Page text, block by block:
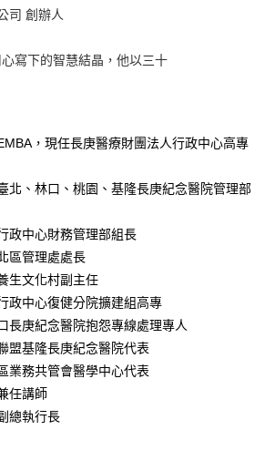
司 創辦人
寫下的智慧結晶，他以三十
，現任長庚醫療財團法人行政中心高專
北、林口、桃園、基隆長庚紀念醫院管理部
政中心財務管理部組長
區管理處處長
生文化村副主任
政中心復健分院擴建組高專
庚紀念醫院抱怨專線處理專人
盟基隆長庚紀念醫院代表
業務共管會醫學中心代表
任講師
總執行長